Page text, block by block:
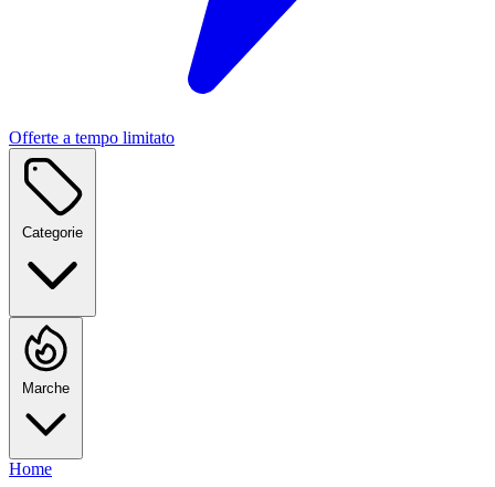
Offerte a tempo limitato
Categorie
Marche
Home